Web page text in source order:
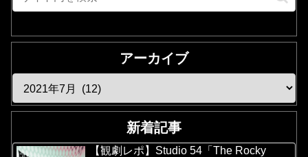
アーカイブ
新着記事
【観劇レポ】Studio 54「The Rocky